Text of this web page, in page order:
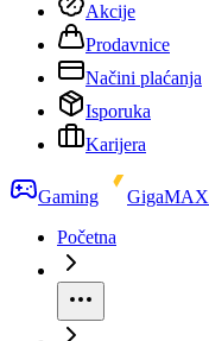
Akcije
Prodavnice
Načini plaćanja
Isporuka
Karijera
Gaming
GigaMAX
Početna